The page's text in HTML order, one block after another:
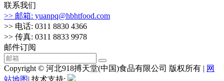
联系我们
>> 邮箱: yuanpq@hbhtfood.com
>> 电话: 0311 8830 4366
>> 传真: 0311 8833 9978
邮件订阅
Copyright © 河北918搏天堂(中国)食品有限公司 版权所有 | 网
站地图| 技术支持: